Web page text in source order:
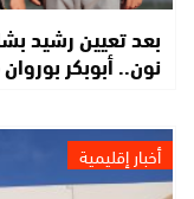
بعد تعيين رشيد
نون.. أبوبكر
أخبار إقليمية